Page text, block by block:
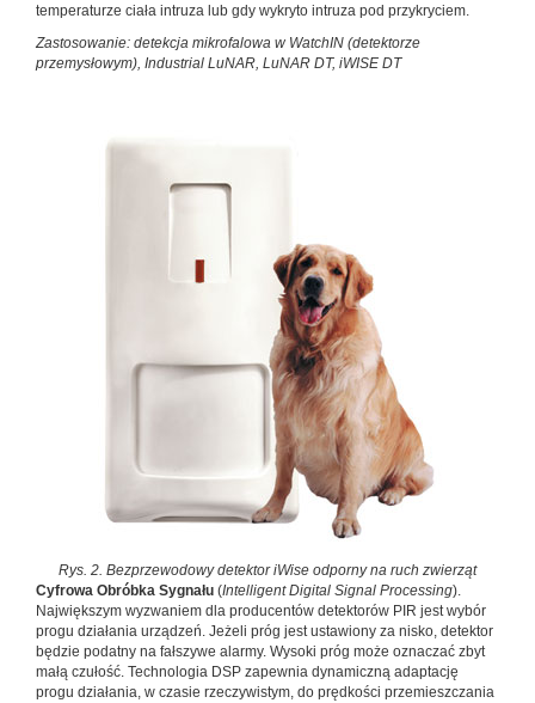
temperaturze ciała intruza lub gdy wy­kryto intruza pod przykryciem.
Zastosowanie: detekcja mikrofalowa w WatchIN (detektorze
przemysłowym), Industrial LuNAR, LuNAR DT, iWISE DT
Rys. 2. Bezprzewodowy detektor iWise odporny na ruch zwierząt
Cyfrowa Obróbka Sygnału (Intelligent Digital Signal Pro­cessing).
Największym wyzwaniem dla producentów detek­torów PIR jest wybór
progu działania urządzeń. Jeżeli próg jest ustawiony za nisko, detektor
będzie podatny na fałszy­we alarmy. Wysoki próg może oznaczać zbyt
małą czułość. Technologia DSP zapewnia dynamiczną adaptację
progu działania, w czasie rzeczywistym, do prędkości przemiesz­czania